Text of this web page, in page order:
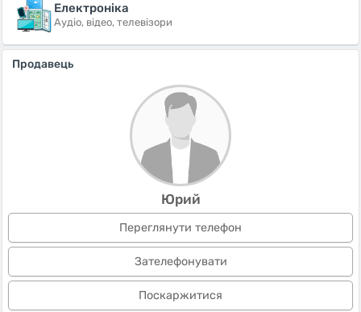
Електроніка
Аудіо, відео, телевізори
Продавець
Юрий
Переглянути телефон
Зателефонувати
Поскаржитися